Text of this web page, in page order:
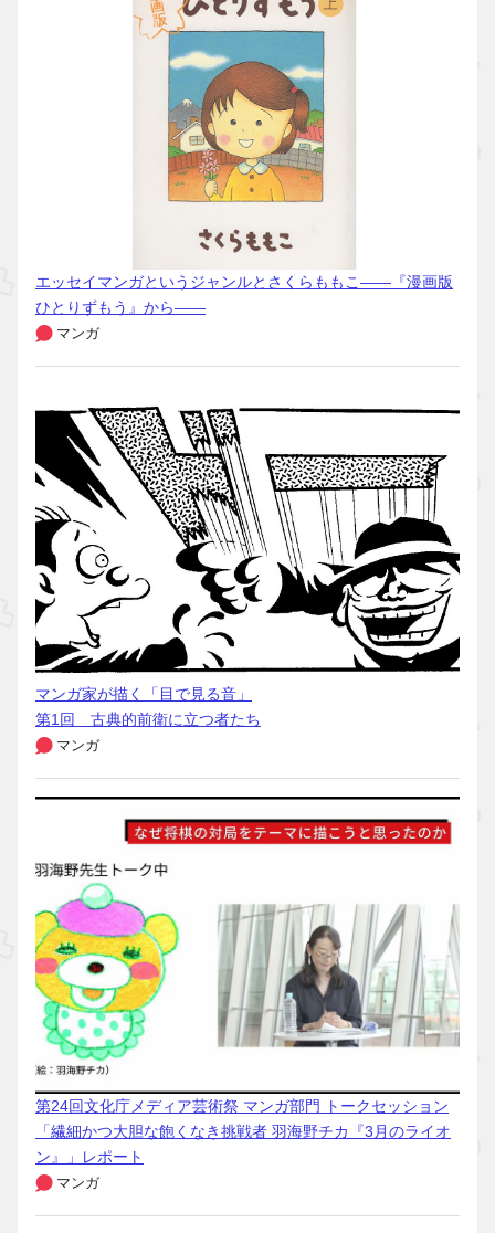
エッセイマンガというジャンルとさくらももこ――『漫画版
ひとりずもう』から――
マンガ
マンガ家が描く「目で見る音」
第1回 古典的前衛に立つ者たち
マンガ
第24回文化庁メディア芸術祭 マンガ部門 トークセッション
「繊細かつ大胆な飽くなき挑戦者 羽海野チカ『3月のライオ
ン』」レポート
マンガ